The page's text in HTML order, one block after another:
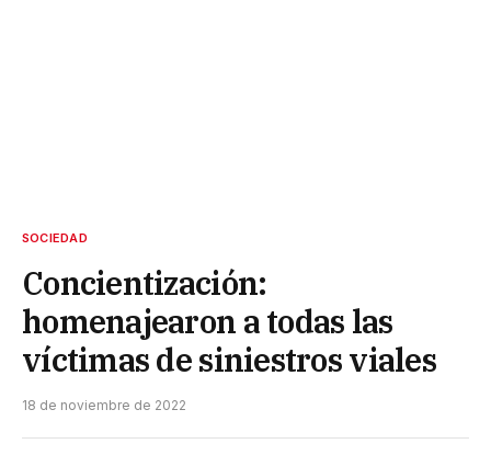
SOCIEDAD
Concientización:
homenajearon a todas las
víctimas de siniestros viales
18 de noviembre de 2022